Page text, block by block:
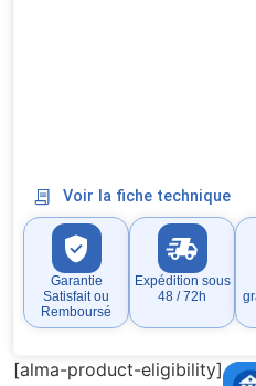
Voir la fiche technique
Garantie
Satisfait ou
Remboursé
Expédition sous
48 / 72h
[alma-product-eligibility]